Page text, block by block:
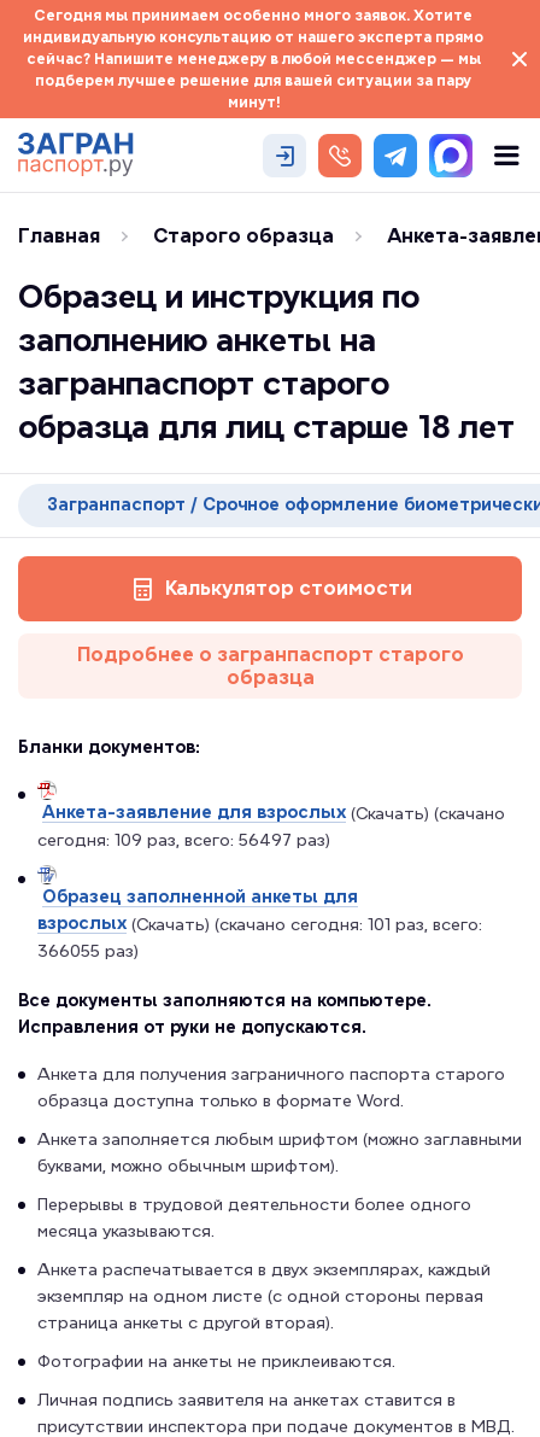
Сегодня мы принимаем особенно много заявок. Хотите
индивидуальную консультацию от нашего эксперта прямо
сейчас? Напишите менеджеру в любой мессенджер — мы
подберем лучшее решение для вашей ситуации за пару
минут!
Главная Старого образца Анкета-
Образец и инструкция по
заполнению анкеты на
загранпаспорт старого
образца для лиц старше 18 лет
Загранпаспорт / Срочное оформление
Калькулятор стоимости
Подробнее о загранпаспорт старого
образца
Бланки документов:
Анкета-заявление для взрослых (Скачать) (скачано
сегодня: 109 раз, всего: 56497 раз)
Образец заполненной анкеты для
взрослых (Скачать) (скачано сегодня: 101 раз, всего:
366055 раз)
Все документы заполняются на компьютере.
Исправления от руки не допускаются.
Анкета для получения заграничного паспорта старого
образца доступна только в формате Word.
Анкета заполняется любым шрифтом (можно заглавными
буквами, можно обычным шрифтом).
Перерывы в трудовой деятельности более одного
месяца указываются.
Анкета распечатывается в двух экземплярах, каждый
экземпляр на одном листе (с одной стороны первая
страница анкеты с другой вторая).
Фотографии на анкеты не приклеиваются.
Личная подпись заявителя на анкетах ставится в
присутствии инспектора при подаче документов в МВД.